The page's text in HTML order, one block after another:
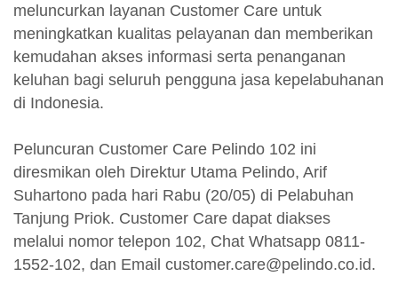
meluncurkan layanan Customer Care untuk
meningkatkan kualitas pelayanan dan memberikan
kemudahan akses informasi serta penanganan
keluhan bagi seluruh pengguna jasa kepelabuhanan
di Indonesia.
Peluncuran Customer Care Pelindo 102 ini
diresmikan oleh Direktur Utama Pelindo, Arif
Suhartono pada hari Rabu (20/05) di Pelabuhan
Tanjung Priok. Customer Care dapat diakses
melalui nomor telepon 102, Chat Whatsapp 0811-
1552-102, dan Email customer.care@pelindo.co.id.